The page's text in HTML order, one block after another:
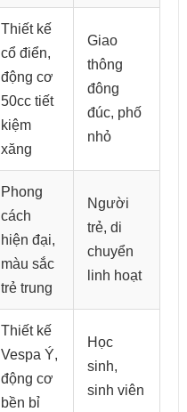
Thiết kế
cổ điển,
động cơ
50cc tiết
kiệm
xăng
Giao
thông
đông
đúc, phố
nhỏ
Phong
cách
hiện đại,
màu sắc
trẻ trung
Người
trẻ, di
chuyển
linh hoạt
Thiết kế
Vespa Ý,
động cơ
bền bỉ
Học
sinh,
sinh viên